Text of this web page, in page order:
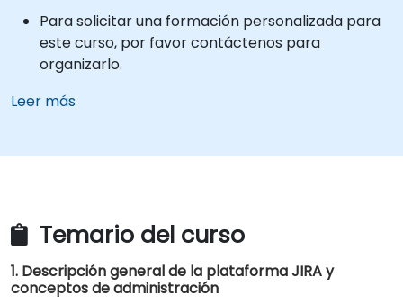
Para solicitar una formación personalizada para
este curso, por favor contáctenos para
organizarlo.
Leer más
Temario del curso
1. Descripción general de la plataforma JIRA y
conceptos de administración